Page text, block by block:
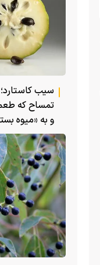
سیب
تمساح که
و به «میوه